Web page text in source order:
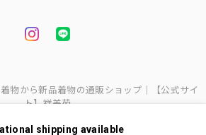
物から新品着物の通販ショップ｜【公式サイ
ト】祥美苑
shipping available